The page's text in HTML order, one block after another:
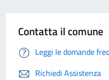
Contatta il comune
Leggi le domande
Richiedi Assistenza